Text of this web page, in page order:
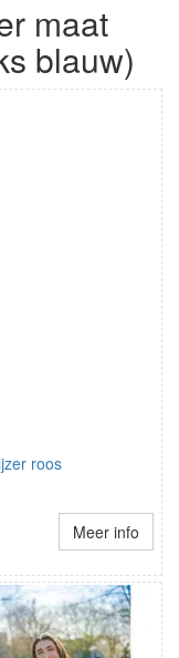
maat
blauw)
roos
Meer info